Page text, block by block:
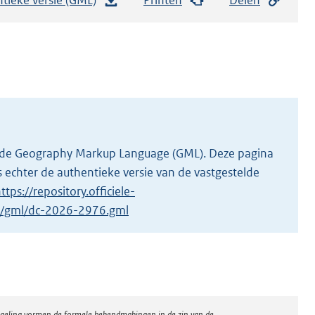
n
g
r
o
o
Markup Language (GML). Deze pagina
de authentieke versie van de vastgestelde
repository.officiele-
gml/dc-2026-2976.gml